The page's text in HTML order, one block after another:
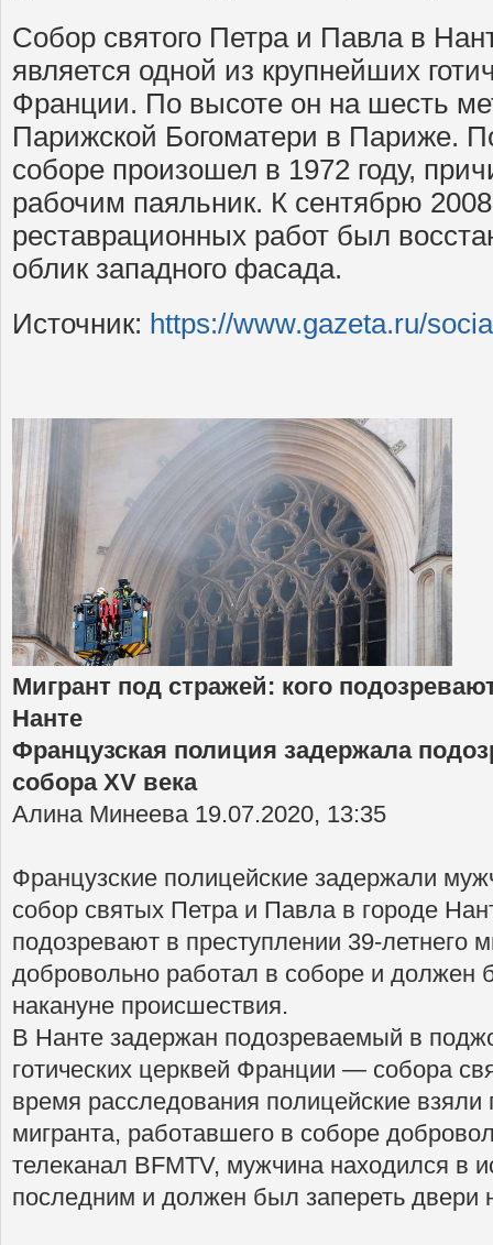
Собор святого Петра и Павла в
является одной из крупнейших
Франции. По высоте он на шесть
Парижской Богоматери в Париже.
соборе произошел в 1972 году,
рабочим паяльник. К сентябрю
реставрационных работ был
облик западного фасада.
Источник: https://www.gazeta.ru/
Мигрант под стражей: кого
Нанте
Французская полиция задержала
собора XV века
Алина Минеева 19.07.2020, 13:35
Французские полицейские задержали
собор святых Петра и Павла в городе
подозревают в преступлении 39-летнего
добровольно работал в соборе и должен
накануне происшествия.
В Нанте задержан подозреваемый в
готических церквей Франции — собора
время расследования полицейские взяли
мигранта, работавшего в соборе
телеканал BFMTV, мужчина находился в
последним и должен был запереть двери